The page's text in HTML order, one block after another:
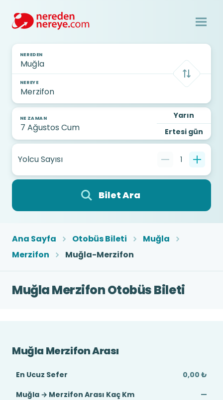
NEREDEN
NEREYE
NE ZAMAN
Yarın
Ertesi gün
Yolcu Sayısı 1
Bilet Ara
Ana Sayfa Otobüs Bileti
Muğla
Merzifon
Muğla-Merzifon
Muğla Merzifon Otobüs Bileti
Muğla Merzifon Arası
En Ucuz Sefer
0,00 ₺
Muğla → Merzifon Arası Kaç Km
—